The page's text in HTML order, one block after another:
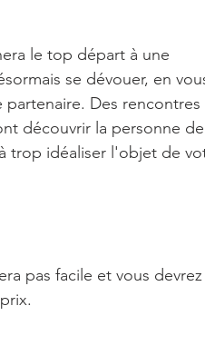
le top départ à une
se dévouer, en
Des rencontres
découvrir la personne de
trop idéaliser l'objet de
pas facile et vous devrez